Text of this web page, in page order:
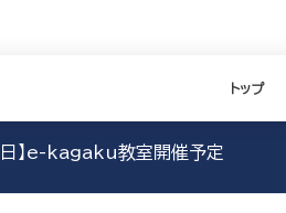
トップ
】e-kagaku教室開催予定